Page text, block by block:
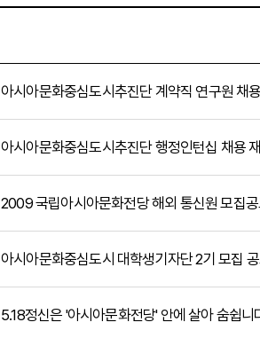
아시아문화중심도시추진단 계약직 연구원 채
아시아문화중심도시추진단 행정인턴십 채용
2009 국립아시아문화전당 해외 통신원 모집
아시아문화중심도시 대학생기자단 2기 모집
5.18정신은 '아시아문화전당' 안에 살아 숨쉽니